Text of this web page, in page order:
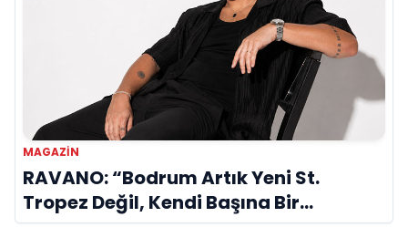
MAGAZIN
RAVANO: “Bodrum Artık Yeni St.
Tropez Değil, Kendi Başına Bir
Referans”